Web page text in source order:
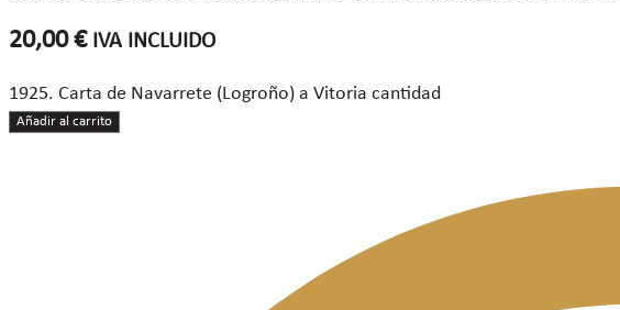
20,00€ IVA INCLUIDO
1925. Carta de Navarrete (Logroño) a Vitoria cantidad
Añadir al carrito